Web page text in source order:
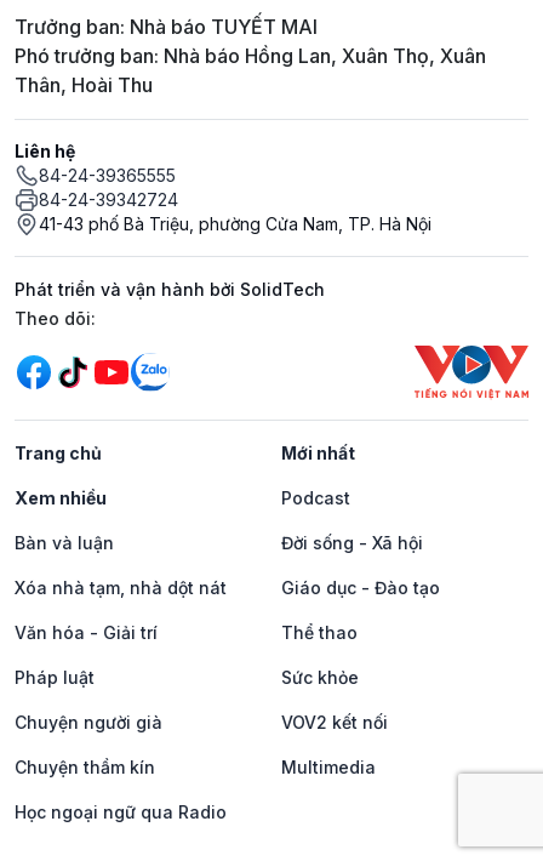
Trưởng ban: Nhà báo TUYẾT MAI
Phó trưởng ban: Nhà báo Hồng Lan, Xuân Thọ, Xuân
Thân, Hoài Thu
Liên hệ
84-24-39365555
84-24-39342724
41-43 phố Bà Triệu, phường Cửa Nam, TP. Hà Nội
Phát triển và vận hành bởi SolidTech
Mạng xã hội
Theo dõi:
Trang chủ Mới nhất
Xem nhiều Podcast
Bàn và luận Đời sống - Xã hội
Xóa nhà tạm, nhà dột nát Giáo dục - Đào tạo
Văn hóa - Giải trí Thể thao
Pháp luật Sức khỏe
Chuyện người già VOV2 kết nối
Chuyện thầm kín Multimedia
Học ngoại ngữ qua Radio